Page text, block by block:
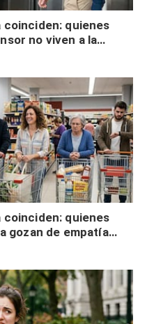
quienes
no viven a la
quienes
gozan de empatía
tienen autocontrol